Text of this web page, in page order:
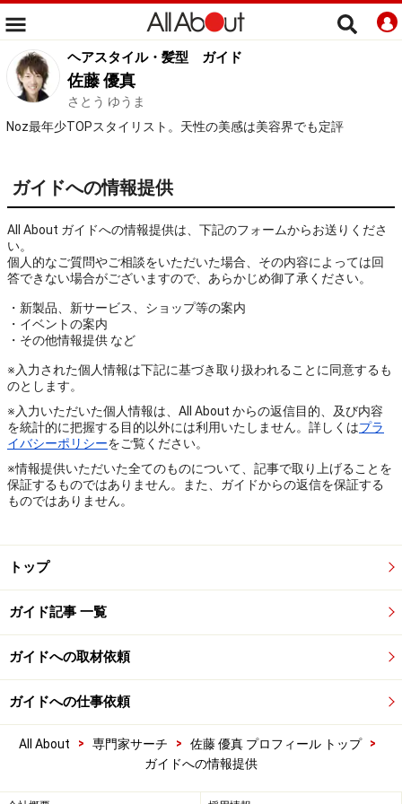
ヘアスタイル・髪型 ガイド
佐藤 優真
さとう ゆうま
Noz最年少TOPスタイリスト。天性の美感は美容界でも定評
ガイドへの情報提供
All About ガイドへの情報提供は、下記のフォームからお送りくださ
い。
個人的なご質問やご相談をいただいた場合、その内容によっては回
答できない場合がございますので、あらかじめ御了承ください。
・新製品、新サービス、ショップ等の案内
・イベントの案内
・その他情報提供 など
※入力された個人情報は下記に基づき取り扱われることに同意するも
のとします。
※入力いただいた個人情報は、All About からの返信目的、及び内容
を統計的に把握する目的以外には利用いたしません。詳しくはプラ
イバシーポリシーをご覧ください。
※情報提供いただいた全てのものについて、記事で取り上げることを
保証するものではありません。また、ガイドからの返信を保証する
ものではありません。
トップ
ガイド記事 一覧
ガイドへの取材依頼
ガイドへの仕事依頼
All About > 専門家サーチ > 佐藤 優真 プロフィール トップ
>
ガイドへの情報提供